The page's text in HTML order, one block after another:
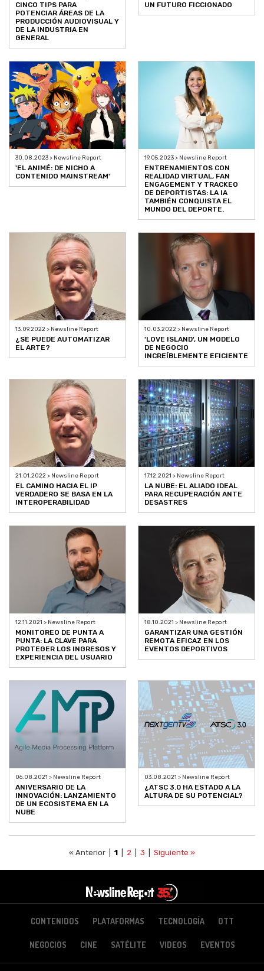
CINCO TIPS PARA
POTENCIAR ÁREAS DE LA
PRODUCCIÓN AUDIOVISUAL Y
DE LA INDUSTRIA EN
GENERAL
UN FUTURO FICCIONADO
30.08.2023 > Newsline Report
'EL ANIMÉ: DE NICHO A
CONTENIDO MAINSTREAM'
19.05.2023 > Newsline Report
ENTRENAMIENTOS CON
REALIDAD VIRTUAL, FAN
ENGAGEMENT Y TRACKEO
DE DEPORTISTAS: LA IA
TAMBIÉN CONQUISTA EL
MUNDO DEL DEPORTE.
13.09.2022 > Newsline Report
¿SE PUEDE AUTOMATIZAR
EL ARTE?
10.03.2022 > Newsline Report
'LOVE ISLAND', UN MODELO
DE NEGOCIO
INCREÍBLEMENTE EFICIENTE
21.01.2022 > Newsline Report
EL CAMINO HACIA EL IP
VERDADERO SE BASA EN LA
INTEROPERABILIDAD
17.12.2021 > Newsline Report
LA NUBE: EL ALIADO IDEAL
PARA RECUPERACIÓN ANTE
DESASTRES
12.11.2021 > Newsline Report
MONITOREO DE PUNTA A
PUNTA: LA CLAVE PARA
PROTEGER LOS INGRESOS Y
EXPERIENCIA DEL USUARIO
18.10.2021 > Newsline Report
GARANTIZAR UNA GESTIÓN
REMOTA EFICAZ EN LOS
EVENTOS DEPORTIVOS
06.08.2021 > Newsline Report
ANIVERSARIO DE LA
INNOVACIÓN: LANZAMIENTO
DE UN ECOSISTEMA EN LA
NUBE
03.08.2021 > Newsline Report
¿ATSC 3.0 HA ESTADO A LA
ALTURA DE SU POTENCIAL?
« Anterior | 1 2 3 Siguiente »
CONTENIDOS PLATAFORMAS TECNOLOGÍA OTT
NEGOCIOS CINE SATÉLITE VIDEOS EVENTOS